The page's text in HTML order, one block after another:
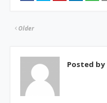
Older
Posted by